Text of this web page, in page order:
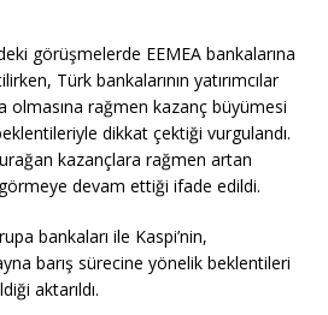
görüşmelerde EEMEA bankalarına
Türk bankalarının yatırımcılar
olmasına rağmen kazanç büyümesi
dikkat çektiği vurgulandı.
kazançlara rağmen artan
devam ettiği ifade edildi.
bankaları ile Kaspi’nin,
barış sürecine yönelik beklentileri
aktarıldı.